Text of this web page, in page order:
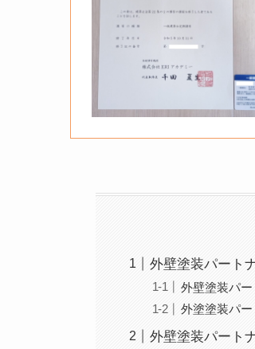
外壁塗装パート
外壁塗装パ
外塗塗装パ
外壁塗装パート